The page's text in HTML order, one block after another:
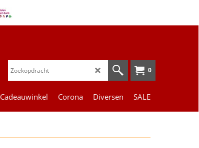
0
Cadeauwinkel Corona Diversen SALE